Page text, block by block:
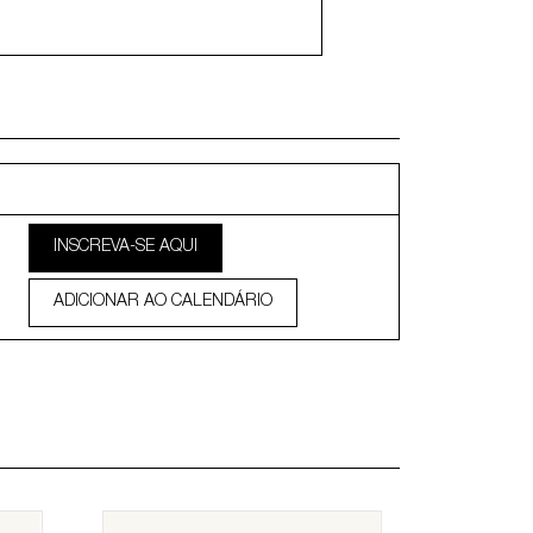
INSCREVA-SE AQUI
ADICIONAR AO CALENDÁRIO